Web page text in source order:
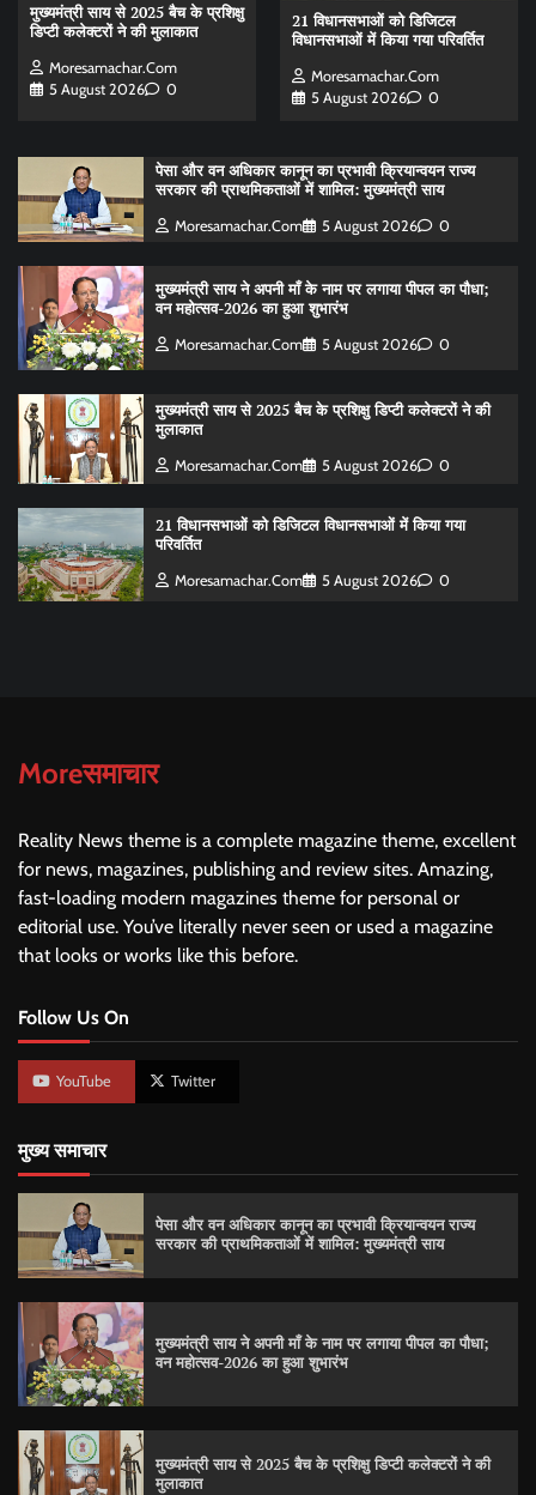
मुख्यमंत्री साय से 2025 बैच के प्रशिक्षु
डिप्टी कलेक्टरों ने की मुलाकात
Moresamachar.com
5 August 2026
0
21 विधानसभाओं को डिजिटल
विधानसभाओं में किया गया परिवर्तित
Moresamachar.com
5 August 2026
0
पेसा और वन अधिकार कानून का प्रभावी क्रियान्वयन राज्य
सरकार की प्राथमिकताओं में शामिल: मुख्यमंत्री साय
Moresamachar.com 5 August 2026 0
मुख्यमंत्री साय ने अपनी माँ के नाम पर लगाया पीपल का पौधा;
वन महोत्सव-2026 का हुआ शुभारंभ
Moresamachar.com 5 August 2026 0
मुख्यमंत्री साय से 2025 बैच के प्रशिक्षु डिप्टी कलेक्टरों ने की
मुलाकात
Moresamachar.com 5 August 2026 0
21 विधानसभाओं को डिजिटल विधानसभाओं में किया गया
परिवर्तित
Moresamachar.com 5 August 2026 0
Moreसमाचार
Reality News theme is a complete magazine theme, excellent
for news, magazines, publishing and review sites. Amazing,
fast-loading modern magazines theme for personal or
editorial use. You’ve literally never seen or used a magazine
that looks or works like this before.
Follow Us On
YouTube Twitter
मुख्य समाचार
पेसा और वन अधिकार कानून का प्रभावी क्रियान्वयन राज्य
सरकार की प्राथमिकताओं में शामिल: मुख्यमंत्री साय
मुख्यमंत्री साय ने अपनी माँ के नाम पर लगाया पीपल का पौधा;
वन महोत्सव-2026 का हुआ शुभारंभ
मुख्यमंत्री साय से 2025 बैच के प्रशिक्षु डिप्टी कलेक्टरों ने की
मुलाकात